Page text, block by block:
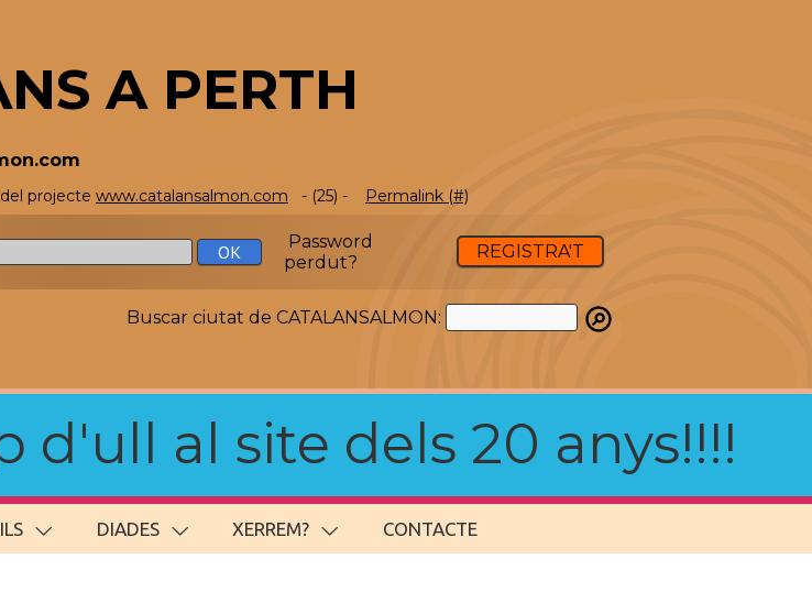
A PERTH
projecte www.catalansalmon.com - (25) - Permalink (#)
Password
perdut?
REGISTRA'T
Buscar ciutat de CATALANSALMON:
d'ull al site dels 20 anys!!!!
DIADES XERREM? CONTACTE